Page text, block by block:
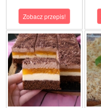
Zobacz przepis!